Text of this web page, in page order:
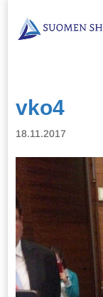
vko4
18.11.2017